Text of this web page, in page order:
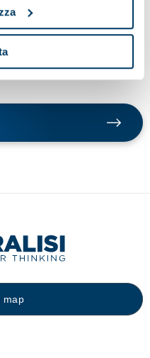
I request the service
my consent to the
the service, including the
guidelines, including
map